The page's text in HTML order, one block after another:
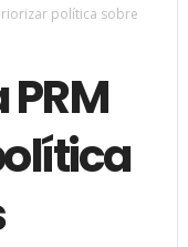
política sobre